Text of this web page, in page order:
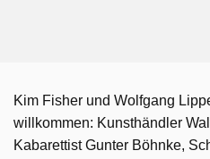
Kim Fisher und Wolfgang
willkommen: Kunsthändler
Kabarettist Gunter Böhnke,